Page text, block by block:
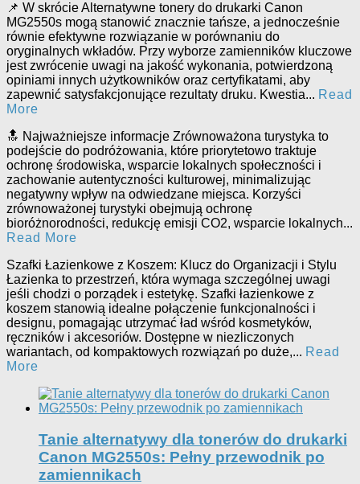
📌 W skrócie Alternatywne tonery do drukarki Canon
MG2550s mogą stanowić znacznie tańsze, a jednocześnie
równie efektywne rozwiązanie w porównaniu do
oryginalnych wkładów. Przy wyborze zamienników kluczowe
jest zwrócenie uwagi na jakość wykonania, potwierdzoną
opiniami innych użytkowników oraz certyfikatami, aby
zapewnić satysfakcjonujące rezultaty druku. Kwestia... Read
More
🔝 Najważniejsze informacje Zrównoważona turystyka to
podejście do podróżowania, które priorytetowo traktuje
ochronę środowiska, wsparcie lokalnych społeczności i
zachowanie autentyczności kulturowej, minimalizując
negatywny wpływ na odwiedzane miejsca. Korzyści
zrównoważonej turystyki obejmują ochronę
bioróżnorodności, redukcję emisji CO2, wsparcie lokalnych...
Read More
Szafki Łazienkowe z Koszem: Klucz do Organizacji i Stylu
Łazienka to przestrzeń, która wymaga szczególnej uwagi
jeśli chodzi o porządek i estetykę. Szafki łazienkowe z
koszem stanowią idealne połączenie funkcjonalności i
designu, pomagając utrzymać ład wśród kosmetyków,
ręczników i akcesoriów. Dostępne w niezliczonych
wariantach, od kompaktowych rozwiązań po duże,... Read
More
Tanie alternatywy dla tonerów do drukarki
Canon MG2550s: Pełny przewodnik po
zamiennikach